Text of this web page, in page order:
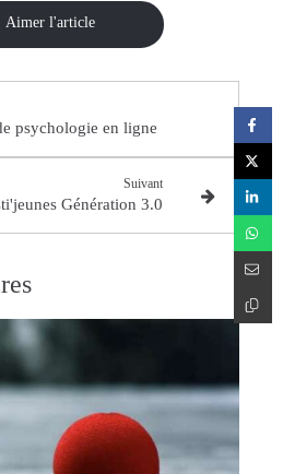
Aimer l'article
psychologie en ligne
Suivant
Génération 3.0